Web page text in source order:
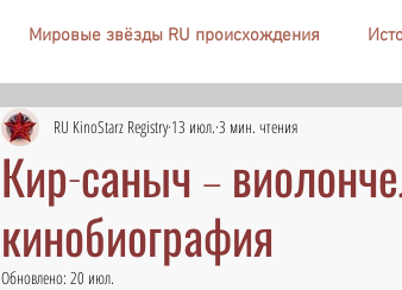
Мировые звёзды RU происхождения
Кир-саныч –
кинобиография
RU KinoStarz Registry 13 июл. 3 мин. чтения
Обновлено: 20 июл.